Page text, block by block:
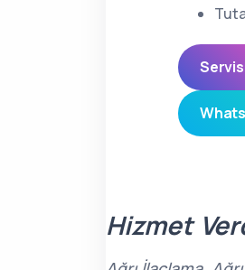
Hizmet